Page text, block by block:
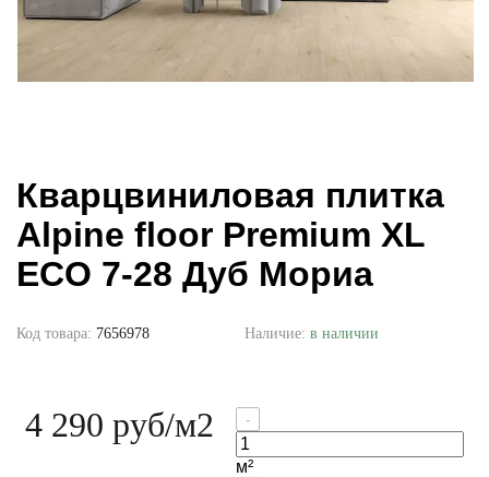
Кварцвиниловая плитка
Alpine floor Premium XL
ECO 7-28 Дуб Мориа
Код товара: 7656978 Наличие: в наличии
4 290 руб/м2 -
м²